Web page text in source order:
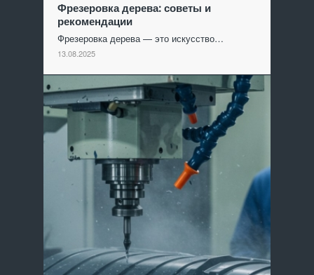
Фрезеровка дерева: советы и
рекомендации
Фрезеровка дерева — это искусство…
13.08.2025